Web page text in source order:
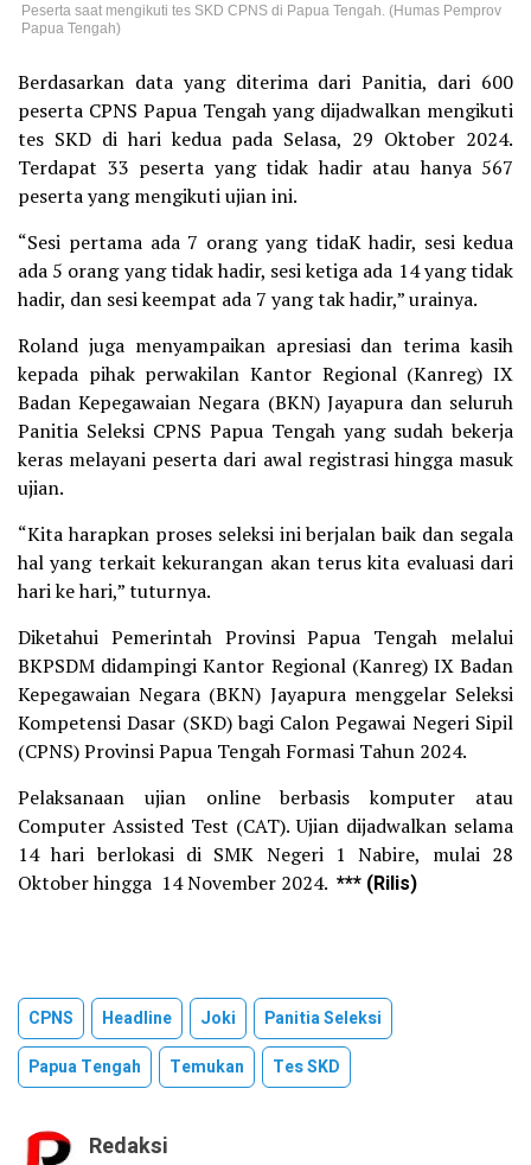
Peserta saat mengikuti tes SKD CPNS di Papua Tengah. (Humas Pemprov
Papua Tengah)
Berdasarkan data yang diterima dari Panitia, dari 600
peserta CPNS Papua Tengah yang dijadwalkan mengikuti
tes SKD di hari kedua pada Selasa, 29 Oktober 2024.
Terdapat 33 peserta yang tidak hadir atau hanya 567
peserta yang mengikuti ujian ini.
“Sesi pertama ada 7 orang yang tidaK hadir, sesi kedua
ada 5 orang yang tidak hadir, sesi ketiga ada 14 yang tidak
hadir, dan sesi keempat ada 7 yang tak hadir,” urainya.
Roland juga menyampaikan apresiasi dan terima kasih
kepada pihak perwakilan Kantor Regional (Kanreg) IX
Badan Kepegawaian Negara (BKN) Jayapura dan seluruh
Panitia Seleksi CPNS Papua Tengah yang sudah bekerja
keras melayani peserta dari awal registrasi hingga masuk
ujian.
“Kita harapkan proses seleksi ini berjalan baik dan segala
hal yang terkait kekurangan akan terus kita evaluasi dari
hari ke hari,” tuturnya.
Diketahui Pemerintah Provinsi Papua Tengah melalui
BKPSDM didampingi Kantor Regional (Kanreg) IX Badan
Kepegawaian Negara (BKN) Jayapura menggelar Seleksi
Kompetensi Dasar (SKD) bagi Calon Pegawai Negeri Sipil
(CPNS) Provinsi Papua Tengah Formasi Tahun 2024.
Pelaksanaan ujian online berbasis komputer atau
Computer Assisted Test (CAT). Ujian dijadwalkan selama
14 hari berlokasi di SMK Negeri 1 Nabire, mulai 28
Oktober hingga 14 November 2024. *** (Rilis)
CPNS Headline Joki
Panitia Seleksi
Papua Tengah
Temukan Tes SKD
Redaksi